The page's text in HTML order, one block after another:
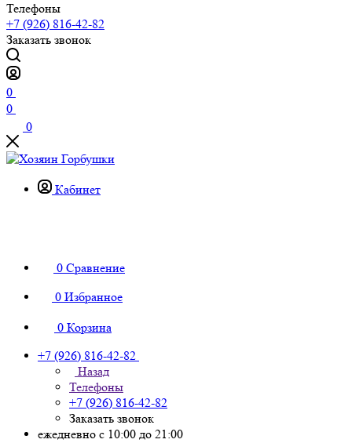
Телефоны
+7 (926) 816-42-82
Заказать звонок
0
0
0
Кабинет
0 Сравнение
0 Избранное
0 Корзина
+7 (926) 816-42-82
Назад
Телефоны
+7 (926) 816-42-82
Заказать звонок
ежедневно с 10:00 до 21:00